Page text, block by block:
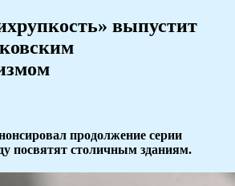
выпустит
продолжение серии
посвятят столичным зданиям.